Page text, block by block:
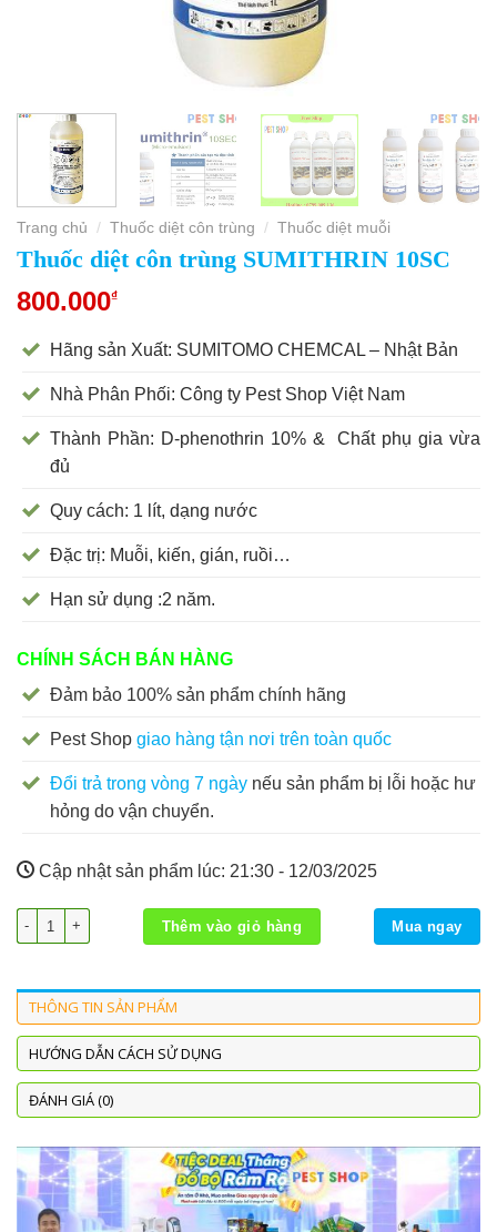
Trang chủ / Thuốc diệt côn trùng / Thuốc diệt muỗi
Thuốc diệt côn trùng SUMITHRIN 10SC
800.000₫
Hãng sản Xuất: SUMITOMO CHEMCAL – Nhật Bản
Nhà Phân Phối: Công ty Pest Shop Việt Nam
Thành Phần: D-phenothrin 10% & Chất phụ gia vừa
đủ
Quy cách: 1 lít, dạng nước
Đặc trị: Muỗi, kiến, gián, ruồi…
Hạn sử dụng :2 năm.
CHÍNH SÁCH BÁN HÀNG
Đảm bảo 100% sản phẩm chính hãng
Pest Shop giao hàng tận nơi trên toàn quốc
Đổi trả trong vòng 7 ngày nếu sản phẩm bị lỗi hoặc hư
hỏng do vận chuyển.
Cập nhật sản phẩm lúc: 21:30 - 12/03/2025
Thuốc diệt côn trùng SUMITHRIN 10SC số lượng
Thêm vào giỏ hàng Mua ngay
THÔNG TIN SẢN PHẨM
HƯỚNG DẪN CÁCH SỬ DỤNG
ĐÁNH GIÁ (0)